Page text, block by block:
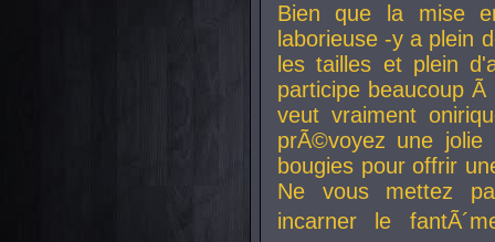
Bien que la mise
laborieuse -y a plein
les tailles et plein
participe beaucoup
veut vraiment
prÃ©voyez une
bougies pour offrir
Ne vous mettez
incarner le